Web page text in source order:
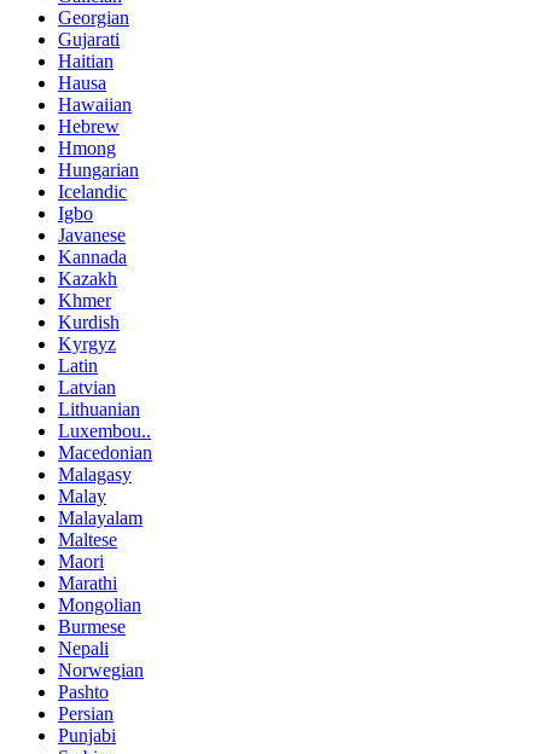
Georgian
Gujarati
Haitian
Hausa
Hawaiian
Hebrew
Hmong
Hungarian
Icelandic
Igbo
Javanese
Kannada
Kazakh
Khmer
Kurdish
Kyrgyz
Latin
Latvian
Lithuanian
Luxembou..
Macedonian
Malagasy
Malay
Malayalam
Maltese
Maori
Marathi
Mongolian
Burmese
Nepali
Norwegian
Pashto
Persian
Punjabi